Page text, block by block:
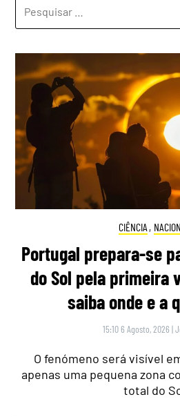
CIÊNCIA ,
Portugal prepara-se
do Sol pela primeira
saiba onde e a
15:10 6 Agosto, 2026 |
O fenómeno será visível
apenas uma pequena zona
total do